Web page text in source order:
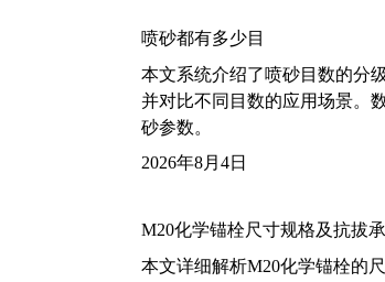
喷砂都有多少目
本文系统介绍了喷砂目数的分
并对比不同目数的应用场景。
砂参数。
2026年8月4日
M20化学锚栓尺寸规格及抗拔
本文详细解析M20化学锚栓的